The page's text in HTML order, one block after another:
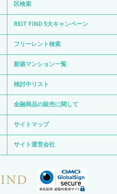
区検索
REIT FIND 5大キャンペーン
フリーレント検索
新築マンション一覧
検討中リスト
金融商品の販売に関して
サイトマップ
サイト運営会社